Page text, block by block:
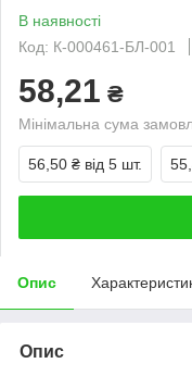
В наявності
Код: К-000461-БЛ-001
58,21 ₴
Мінімальна сума
56,50 ₴ від 5 шт.
Опис
Опис